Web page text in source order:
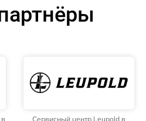
Сервисный центр Leupold в